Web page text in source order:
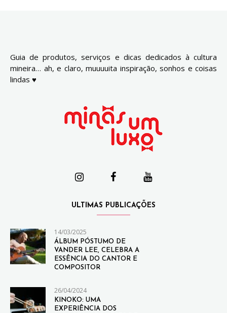
Guia de produtos, serviços e dicas dedicados à cultura
mineira… ah, e claro, muuuuita inspiração, sonhos e coisas
lindas ♥
ULTIMAS PUBLICAÇÕES
14/03/2025
ÁLBUM PÓSTUMO DE
VANDER LEE, CELEBRA A
ESSÊNCIA DO CANTOR E
COMPOSITOR
26/04/2024
KINOKO: UMA
EXPERIÊNCIA DOS